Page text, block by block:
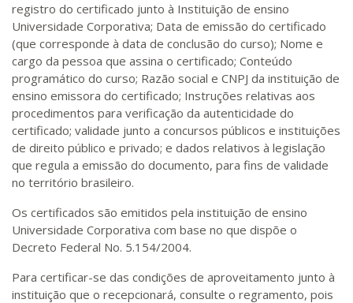
registro do certificado junto à Instituição de ensino
Universidade Corporativa; Data de emissão do certificado
(que corresponde à data de conclusão do curso); Nome e
cargo da pessoa que assina o certificado; Conteúdo
programático do curso; Razão social e CNPJ da instituição de
ensino emissora do certificado; Instruções relativas aos
procedimentos para verificação da autenticidade do
certificado; validade junto a concursos públicos e instituições
de direito público e privado; e dados relativos à legislação
que regula a emissão do documento, para fins de validade
no território brasileiro.
Os certificados são emitidos pela instituição de ensino
Universidade Corporativa com base no que dispõe o
Decreto Federal No. 5.154/2004.
Para certificar-se das condições de aproveitamento junto à
instituição que o recepcionará, consulte o regramento, pois